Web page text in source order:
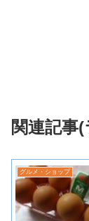
関連記事
グルメ・ショップ